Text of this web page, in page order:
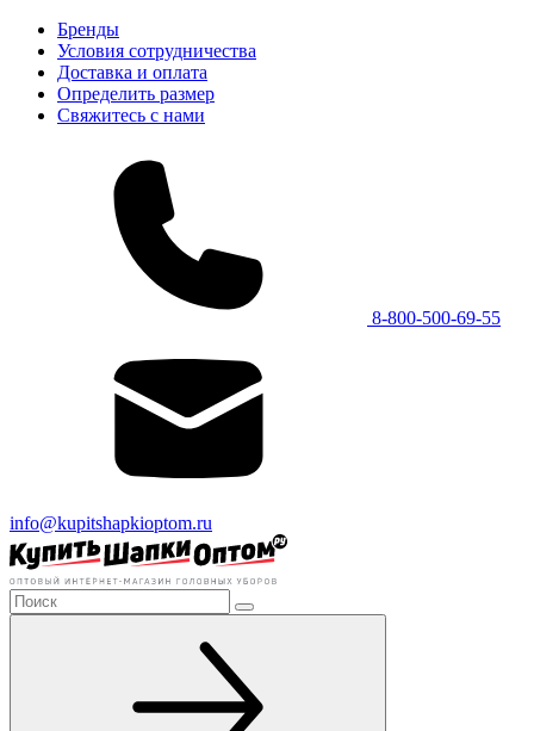
Бренды
Условия сотрудничества
Доставка и оплата
Определить размер
Свяжитесь с нами
8-800-500-69-55
info@kupitshapkioptom.ru